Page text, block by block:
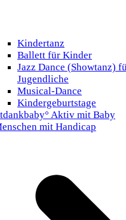
Kindertanz
Ballett für Kinder
Jazz Dance (Showtanz)
Jugendliche
Musical-Dance
Kindergeburtstage
Aktiv mit Baby
mit Handicap